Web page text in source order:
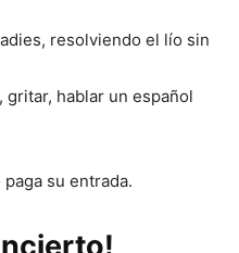
resolviendo el lío sin
hablar un español
su entrada.